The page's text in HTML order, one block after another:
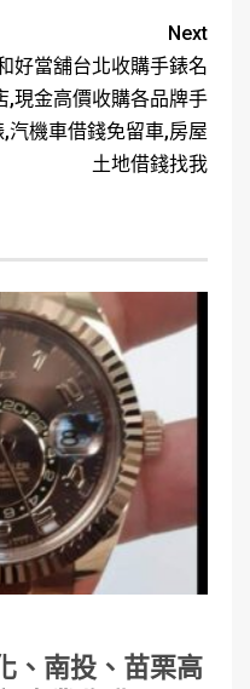
Next
好當舖台北收購手錶名
,現金高價收購各品牌手
,汽機車借錢免留車,房屋
土地借錢找我
、南投、苗栗高